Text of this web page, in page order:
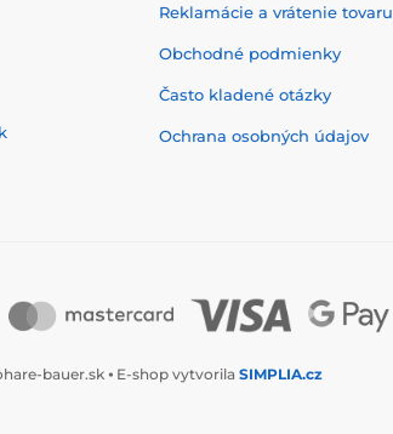
Reklamácie a vrátenie tovaru
Obchodné podmienky
Často kladené otázky
Ochrana osobných údajov
bauer.sk ⦁ E-shop vytvorila SIMPLIA.cz